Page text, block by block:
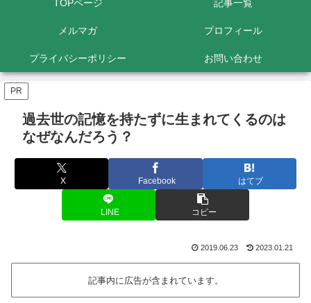
TOPページ 記事一覧
メルマガ プロフィール
プライバシーポリシー お問い合わせ
PR
過去世の記憶を持たずに生まれてくるのは
なぜなんだろう？
X Facebook はてブ
LINE コピー
2019.06.23 2023.01.21
記事内に広告が含まれています。